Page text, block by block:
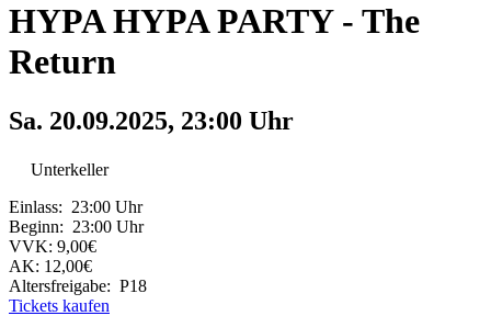
HYPA HYPA PARTY - The
Return
Sa. 20.09.2025, 23:00 Uhr
Unterkeller
Einlass: 23:00 Uhr
Beginn: 23:00 Uhr
VVK: 9,00€
AK: 12,00€
Altersfreigabe: P18
Tickets kaufen